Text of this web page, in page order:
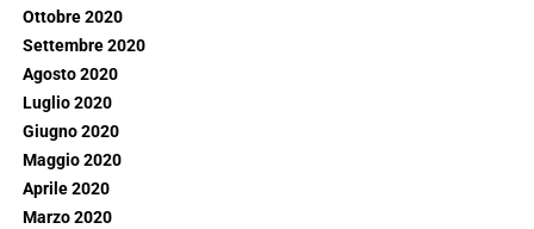
Ottobre 2020
Settembre 2020
Agosto 2020
Luglio 2020
Giugno 2020
Maggio 2020
Aprile 2020
Marzo 2020